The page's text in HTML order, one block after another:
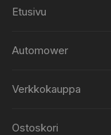
Etusivu
Automower
Verkkokauppa
Ostoskori